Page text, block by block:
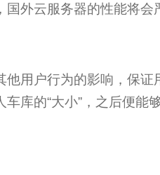
外云服务器的性能将会
用户行为的影响，保证
库的“大小”，之后便能